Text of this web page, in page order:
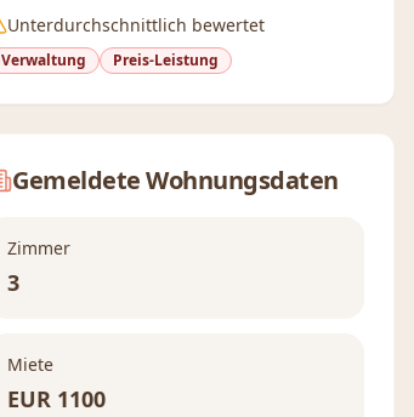
Unterdurchschnittlich bewertet
Verwaltung Preis-Leistung
Gemeldete Wohnungsdaten
Zimmer
3
Miete
EUR 1100